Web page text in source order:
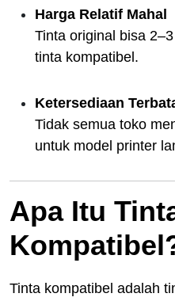
Harga Relatif Mahal
Tinta original bisa
tinta kompatibel.
Ketersediaan
Tidak semua toko
untuk model printer
Apa Itu
Tinta kompatibel adalah